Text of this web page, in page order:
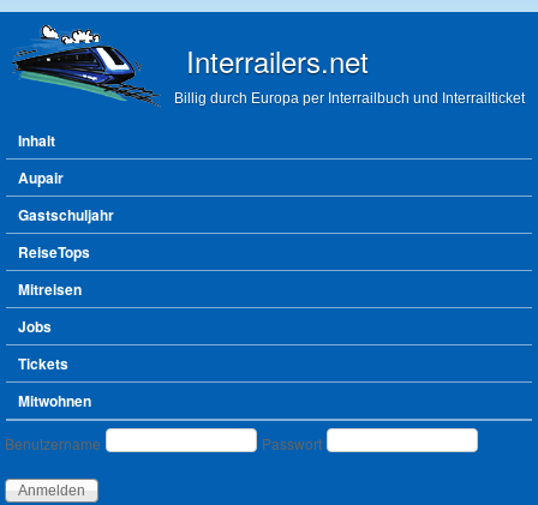
Interrailers.net
Billig durch Europa per Interrailbuch und Interrailticket
Hauptmenü
Inhalt
Aupair
Gastschuljahr
ReiseTops
Mitreisen
Jobs
Tickets
Mitwohnen
Benutzeranmeldung
Benutzername Passwort